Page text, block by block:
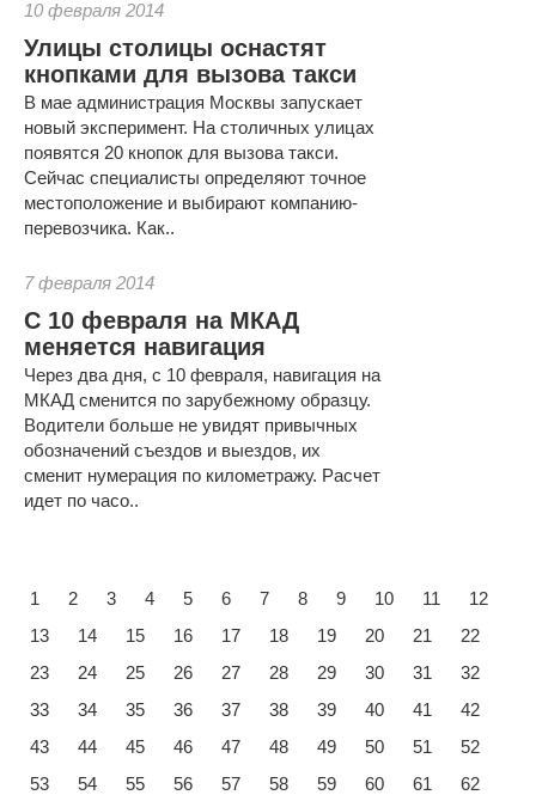
10 февраля 2014
Улицы столицы оснастят
кнопками для вызова такси
В мае администрация Москвы запускает
новый эксперимент. На столичных улицах
появятся 20 кнопок для вызова такси.
Сейчас специалисты определяют точное
местоположение и выбирают компанию-
перевозчика. Как..
7 февраля 2014
С 10 февраля на МКАД
меняется навигация
Через два дня, с 10 февраля, навигация на
МКАД сменится по зарубежному образцу.
Водители больше не увидят привычных
обозначений съездов и выездов, их
сменит нумерация по километражу. Расчет
идет по часо..
1 2 3 4 5 6 7 8 9 10 11
12
13
14 15 16 17 18 19 20 21
22
23
24 25 26 27 28 29 30 31
32
33
34 35 36 37 38 39 40 41
42
43
44 45 46 47 48 49 50 51
52
53
54 55 56 57 58 59 60 61
62